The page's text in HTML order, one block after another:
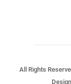
All Rights